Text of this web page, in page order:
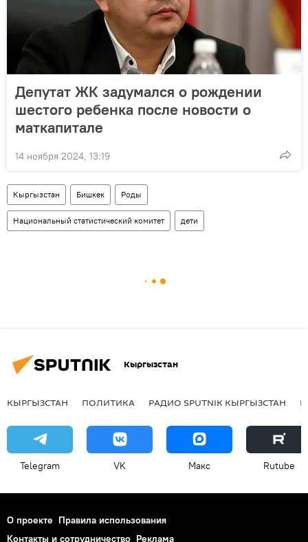
Депутат ЖК задумался о рождении
шестого ребенка после новости о
маткапитале
14 ноября 2024, 13:19
Кыргызстан Бишкек Роды
Национальный статистический комитет дети
Кыргызстан
КЫРГЫЗСТАН ПОЛИТИКА РАДИО SPUTNIK КЫРГЫЗСТАН
Telegram VK Макс Rutube
О проекте Правила использования
Контакты и сотрудничество Реклама